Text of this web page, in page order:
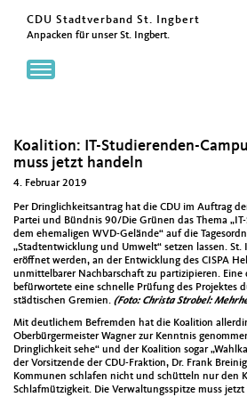
CDU Stadtverband St. Ingbert
Anpacken für unser St. Ingbert.
Toggle
navigation
Koalition: IT-Studierenden-
muss jetzt handeln
4. Februar 2019
Per Dringlichkeitsantrag hat die CDU im Auftrag
Partei und Bündnis 90/Die Grünen das Thema
dem ehemaligen WVD-Gelände“ auf die
„Stadtentwicklung und Umwelt“ setzen lassen. St.
eröffnet werden, an der Entwicklung des CISPA
unmittelbarer Nachbarschaft zu partizipieren. Eine
befürwortete eine schnelle Prüfung des Projektes
städtischen Gremien. (Foto: Christa Strobel:
Mit deutlichem Befremden hat die Koalition
Oberbürgermeister Wagner zur Kenntnis
Dringlichkeit sehe“ und der Koalition sogar
der Vorsitzende der CDU-Fraktion, Dr. Frank
Kommunen schlafen nicht und schütteln nur den
Schlafmützigkeit. Die Verwaltungsspitze muss